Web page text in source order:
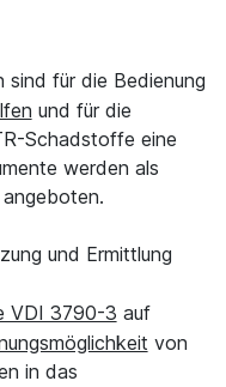
für die Bedienung
und für die
Schadstoffe eine
werden als
und Ermittlung
VDI 3790-3 auf
von
in das